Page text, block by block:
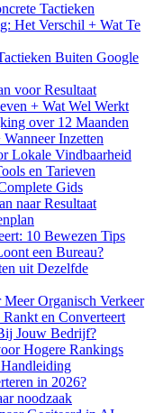
Tactieken
Het Verschil + Wat Te
Buiten Google
voor Resultaat
+ Wat Wel Werkt
over 12 Maanden
Inzetten
Lokale Vindbaarheid
en Tarieven
Gids
naar Resultaat
10 Bewezen Tips
een Bureau?
uit Dezelfde
Organisch Verkeer
en Converteert
Jouw Bedrijf?
Hogere Rankings
in 2026?
noodzaak